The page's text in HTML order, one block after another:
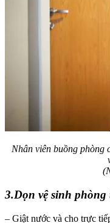
Nhân viên buồng phòng
3.Dọn vệ sinh phòng
– Giật nước và cho trực